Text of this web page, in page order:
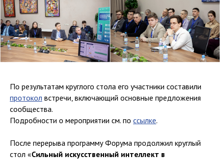
По результатам круглого стола его участники составили
протокол встречи, включающий основные предложения
сообщества.
Подробности о мероприятии см. по ссылке.
После перерыва программу Форума продолжил круглый
стол «Сильный искусственный интеллект в